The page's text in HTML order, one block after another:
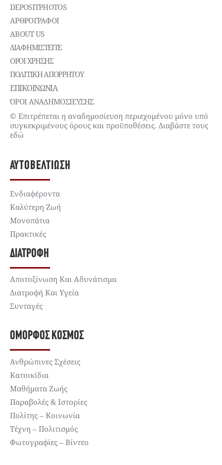
DEPOSITPHOTOS
ΑΡΘΡΟΓΡΑΦΟΙ
ABOUT US
ΔΙΑΦΗΜΙΣΤΕΊΤΕ
ΌΡΟΙ ΧΡΉΣΗΣ
ΠΟΛΙΤΙΚΉ ΑΠΟΡΡΉΤΟΥ
ΕΠΙΚΟΙΝΩΝΊΑ
ΌΡΟΙ ΑΝΑΔΗΜΟΣΙΕΥΣΗΣ
© Επιτρέπεται η αναδημοσίευση περιεχομένου μόνο υπό
συγκεκριμένους όρους και προϋποθέσεις. Διαβάστε τους
εδώ
ΑΥΤΟΒΕΛΤΊΩΣΗ
Ενδιαφέροντα
Καλύτερη Ζωή
Μονοπάτια
Πρακτικές
ΔΙΑΤΡΟΦΉ
Αποτοξίνωση Και Αδυνάτισμα
Διατροφή Και Υγεία
Συνταγές
ΌΜΟΡΦΟΣ ΚΌΣΜΟΣ
Ανθρώπινες Σχέσεις
Κατοικίδια
Μαθήματα Ζωής
Παραβολές & Ιστορίες
Πολίτης – Κοινωνία
Τέχνη – Πολιτισμός
Φωτογραφίες – Βίντεο